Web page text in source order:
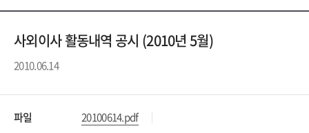
사외이사 활동내역 공시 (2010년 5월)
2010.06.14
파일 20100614.pdf